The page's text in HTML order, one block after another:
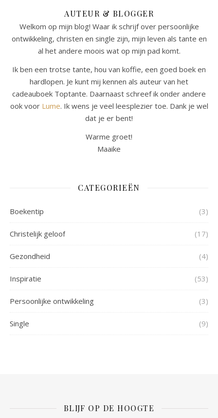
AUTEUR & BLOGGER
Welkom op mijn blog! Waar ik schrijf over persoonlijke
ontwikkeling, christen en single zijn, mijn leven als tante en
al het andere moois wat op mijn pad komt.
Ik ben een trotse tante, hou van koffie, een goed boek en
hardlopen. Je kunt mij kennen als auteur van het
cadeauboek Toptante. Daarnaast schreef ik onder andere
ook voor Lume. Ik wens je veel leesplezier toe. Dank je wel
dat je er bent!
Warme groet!
Maaike
CATEGORIEËN
Boekentip (3)
Christelijk geloof (17)
Gezondheid (4)
Inspiratie (53)
Persoonlijke ontwikkeling (3)
Single (9)
BLIJF OP DE HOOGTE